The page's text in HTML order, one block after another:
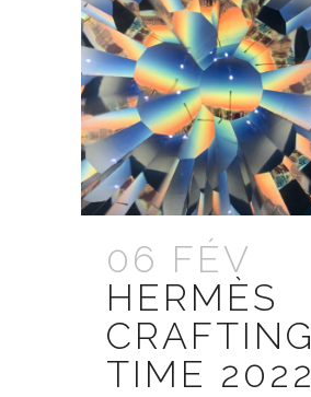
06 FÉV
HERMÈS
CRAFTING
TIME 2022